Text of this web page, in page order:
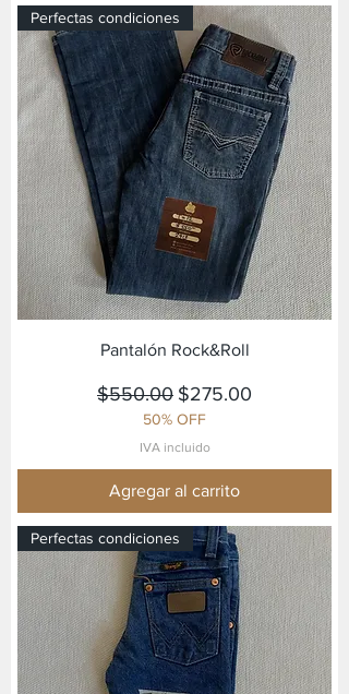
Perfectas condiciones
Pantalón Rock&Roll
Precio
$550.00 Precio de oferta
$275.00
50% OFF
IVA incluido
Agregar al carrito
Perfectas condiciones